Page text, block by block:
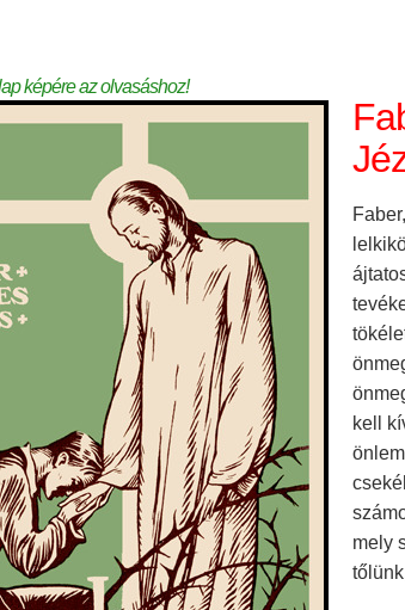
képére az olvasáshoz!
kell
mely